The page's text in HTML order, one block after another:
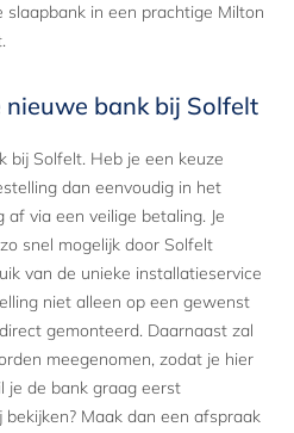
in een prachtige Milton
bank bij Solfelt
bij Solfelt. Heb je een keuze
dan eenvoudig in het
via een veilige betaling. Je
snel mogelijk door Solfelt
van de unieke installatieservice
niet alleen op een gewenst
gemonteerd. Daarnaast zal
meegenomen, zodat je hier
je de bank graag eerst
Maak dan een afspraak